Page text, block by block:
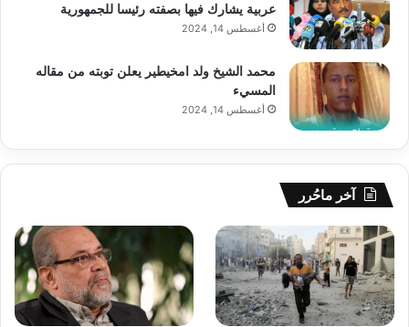
عربية يشارك فيها بصفته رئيسا للجمهورية
أغسطس 14, 2024
محمد الشيخ ولد امخيطير يعلن توبته من مقاله
المسيء
أغسطس 14, 2024
آخر ماحُرر